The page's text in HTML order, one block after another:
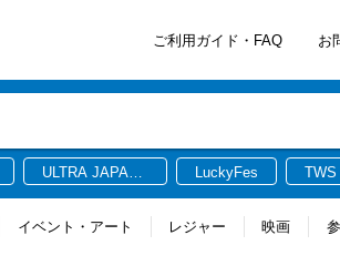
ご利用ガイド・FAQ お
ULTRA JAPAN
LuckyFes TWS
イベント・アート レジャー 映画